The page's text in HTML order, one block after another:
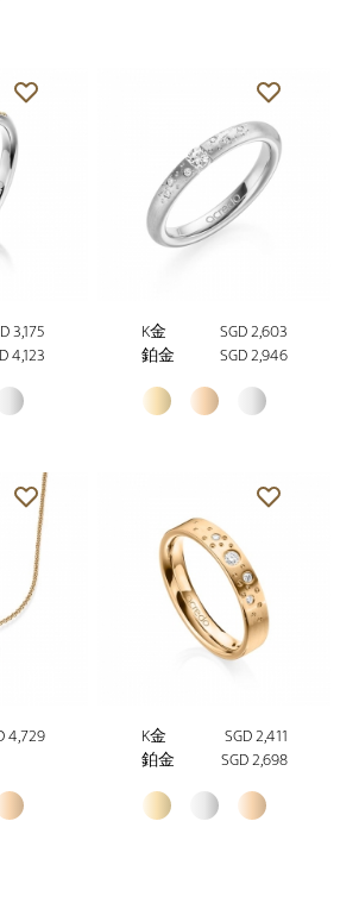
3,175
4,123
K金
SGD 2,603
鉑金
SGD 2,946
4,729 K金
SGD 2,411
鉑金
SGD 2,698